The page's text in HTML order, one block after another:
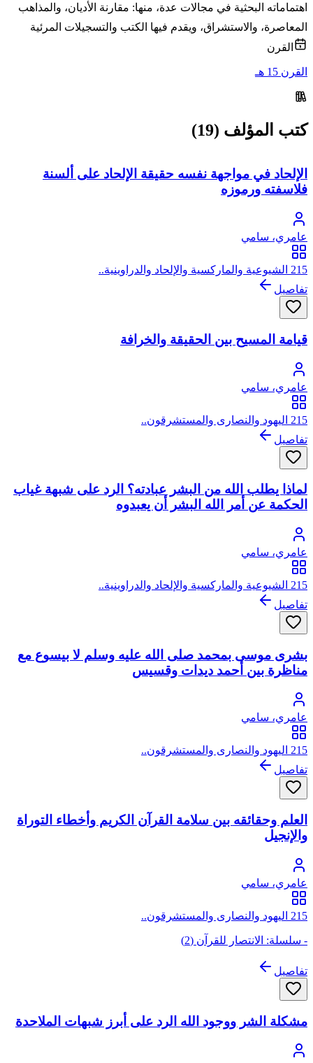
اهتماماته البحثية في مجالات عدة، منها: مقارنة الأديان، والمذاهب
المعاصرة، والاستشراق، ويقدم فيها الكتب والتسجيلات المرئية
القرن
القرن 15 هـ
كتب المؤلف (19)
الإلحاد في مواجهة نفسه حقيقة الإلحاد على ألسنة
فلاسفته ورموزه
عامري، سامي
215 الشيوعية والماركسية والإلحاد والدراوينية..
تفاصيل
قيامة المسيح بين الحقيقة والخرافة
عامري، سامي
215 اليهود والنصارى والمستشرقون..
تفاصيل
لماذا يطلب الله من البشر عبادته؟ الرد على شبهة غياب
الحكمة عن أمر الله البشر أن يعبدوه
عامري، سامي
215 الشيوعية والماركسية والإلحاد والدراوينية..
تفاصيل
بشرى موسى بمحمد صلى الله عليه وسلم لا بيسوع مع
مناظرة بين أحمد ديدات وقسيس
عامري، سامي
215 اليهود والنصارى والمستشرقون..
تفاصيل
العلم وحقائقه بين سلامة القرآن الكريم وأخطاء التوراة
والإنجيل
عامري، سامي
215 اليهود والنصارى والمستشرقون..
- سلسلة: الانتصار للقرآن (2)
تفاصيل
مشكلة الشر ووجود الله الرد على أبرز شبهات الملاحدة